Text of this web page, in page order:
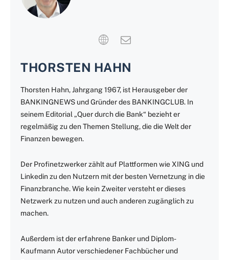
THORSTEN HAHN
Thorsten Hahn, Jahrgang 1967, ist Herausgeber der
BANKINGNEWS und Gründer des BANKINGCLUB. In
seinem Editorial „Quer durch die Bank“ bezieht er
regelmäßig zu den Themen Stellung, die die Welt der
Finanzen bewegen.
Der Profinetzwerker zählt auf Plattformen wie XING und
Linkedin zu den Nutzern mit der besten Vernetzung in die
Finanzbranche. Wie kein Zweiter versteht er dieses
Netzwerk zu nutzen und auch anderen zugänglich zu
machen.
Außerdem ist der erfahrene Banker und Diplom-
Kaufmann Autor verschiedener Fachbücher und